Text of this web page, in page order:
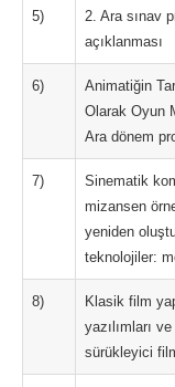
5)
2. Ara sınav
açıklanması
6)
Animatiğin
Olarak Oyun
Ara dönem
7)
Sinematik
mizansen
yeniden
teknolojiler:
8)
Klasik film
yazılımları
sürükleyici